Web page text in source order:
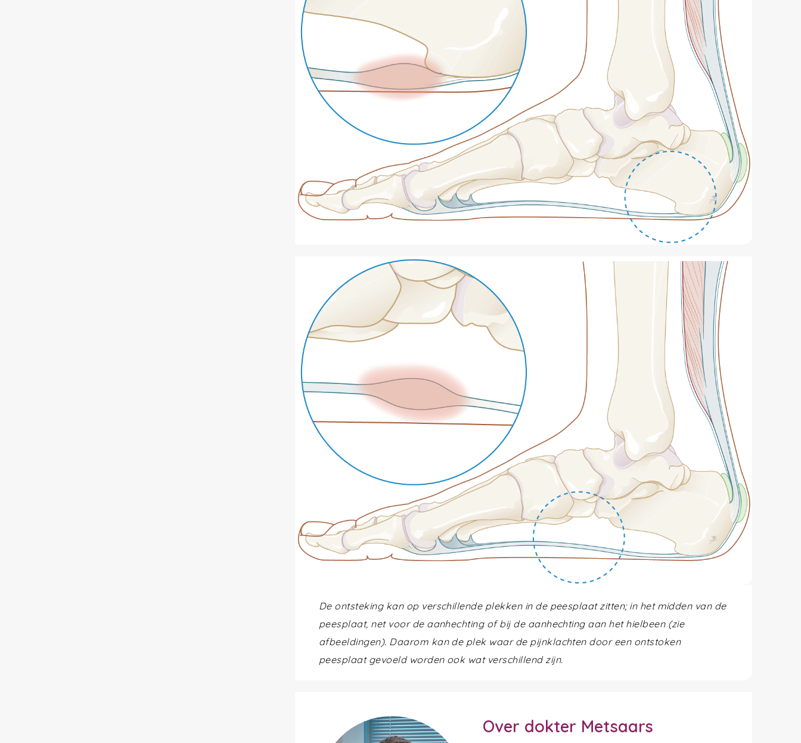
De ontsteking kan op verschillende plekken in de peesplaat zitten; in het midden van de
peesplaat, net voor de aanhechting of bij de aanhechting aan het hielbeen (zie
afbeeldingen). Daarom kan de plek waar de pijnklachten door een ontstoken
peesplaat gevoeld worden ook wat verschillend zijn.
Over dokter Metsaars